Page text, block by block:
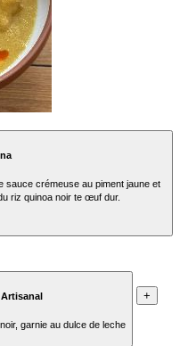
sauce crémeuse au piment jaune et
riz quinoa noir te œuf dur.
garnie au dulce de leche
+